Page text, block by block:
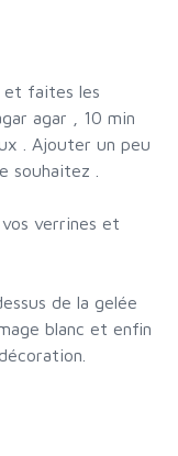
et faites les
agar , 10 min
. Ajouter un peu
souhaitez .
verrines et
de la gelée
blanc et enfin